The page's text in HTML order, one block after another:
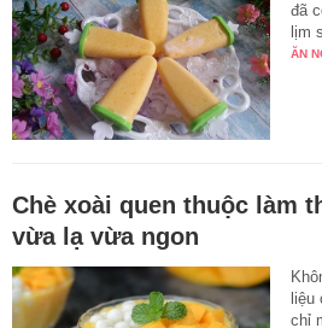
đã
lịm
ĂN
Chè xoài quen thuộc làm
vừa lạ vừa ngon
liệu
chỉ